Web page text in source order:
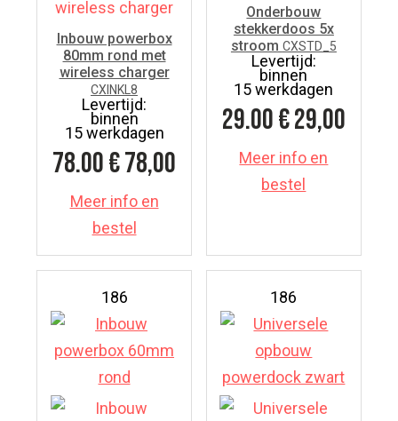
Inbouw powerbox
80mm rond met
wireless charger
CXINKL8
Levertijd:
binnen
15 werkdagen
78.00€ 78,00
Meer info en
bestel
Onderbouw
stekkerdoos 5x
stroom CXSTD_5
Levertijd:
binnen
15 werkdagen
29.00€ 29,00
Meer info en
bestel
186 186